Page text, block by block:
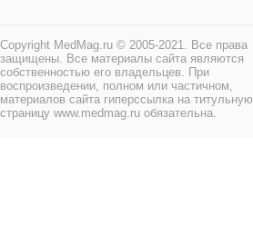
Copyright MedMag.ru © 2005-2021. Все права
защищены. Все материалы сайта являются
собственностью его владельцев. При
воспроизведении, полном или частичном,
материалов сайта гиперссылка на титульную
страницу www.medmag.ru обязательна.